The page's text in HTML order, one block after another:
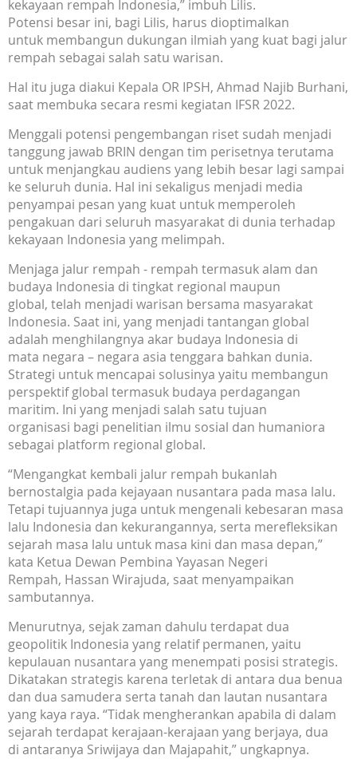
kekayaan rempah Indonesia,” imbuh Lilis.
Potensi besar ini, bagi Lilis, harus dioptimalkan
untuk membangun dukungan ilmiah yang kuat bagi jalur
rempah sebagai salah satu warisan.
Hal itu juga diakui Kepala OR IPSH, Ahmad Najib Burhani,
saat membuka secara resmi kegiatan IFSR 2022.
Menggali potensi pengembangan riset sudah menjadi
tanggung jawab BRIN dengan tim perisetnya terutama
untuk menjangkau audiens yang lebih besar lagi sampai
ke seluruh dunia. Hal ini sekaligus menjadi media
penyampai pesan yang kuat untuk memperoleh
pengakuan dari seluruh masyarakat di dunia terhadap
kekayaan Indonesia yang melimpah.
Menjaga jalur rempah - rempah termasuk alam dan
budaya Indonesia di tingkat regional maupun
global, telah menjadi warisan bersama masyarakat
Indonesia. Saat ini, yang menjadi tantangan global
adalah menghilangnya akar budaya Indonesia di
mata negara – negara asia tenggara bahkan dunia.
Strategi untuk mencapai solusinya yaitu membangun
perspektif global termasuk budaya perdagangan
maritim. Ini yang menjadi salah satu tujuan
organisasi bagi penelitian ilmu sosial dan humaniora
sebagai platform regional global.
“Mengangkat kembali jalur rempah bukanlah
bernostalgia pada kejayaan nusantara pada masa lalu.
Tetapi tujuannya juga untuk mengenali kebesaran masa
lalu Indonesia dan kekurangannya, serta merefleksikan
sejarah masa lalu untuk masa kini dan masa depan,”
kata Ketua Dewan Pembina Yayasan Negeri
Rempah, Hassan Wirajuda, saat menyampaikan
sambutannya.
Menurutnya, sejak zaman dahulu terdapat dua
geopolitik Indonesia yang relatif permanen, yaitu
kepulauan nusantara yang menempati posisi strategis.
Dikatakan strategis karena terletak di antara dua benua
dan dua samudera serta tanah dan lautan nusantara
yang kaya raya. “Tidak mengherankan apabila di dalam
sejarah terdapat kerajaan-kerajaan yang berjaya, dua
di antaranya Sriwijaya dan Majapahit,” ungkapnya.